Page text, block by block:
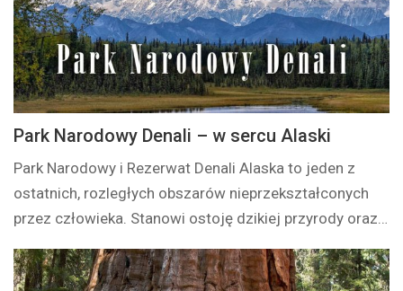
Park Narodowy Denali – w sercu Alaski
Park Narodowy i Rezerwat Denali Alaska to jeden z
ostatnich, rozległych obszarów nieprzekształconych
przez człowieka. Stanowi ostoję dzikiej przyrody oraz…